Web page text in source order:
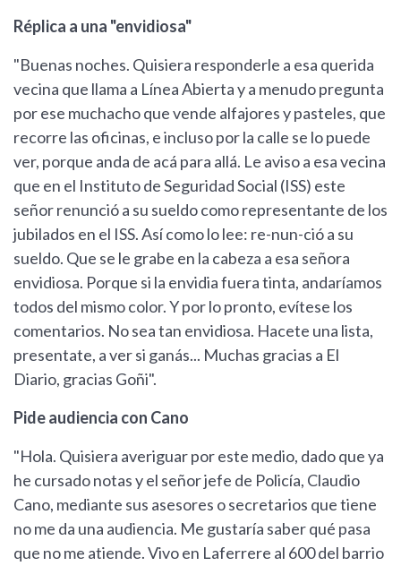
Réplica a una "envidiosa"
"Buenas noches. Quisiera responderle a esa querida
vecina que llama a Línea Abierta y a menudo pregunta
por ese muchacho que vende alfajores y pasteles, que
recorre las oficinas, e incluso por la calle se lo puede
ver, porque anda de acá para allá. Le aviso a esa vecina
que en el Instituto de Seguridad Social (ISS) este
señor renunció a su sueldo como representante de los
jubilados en el ISS. Así como lo lee: re-nun-ció a su
sueldo. Que se le grabe en la cabeza a esa señora
envidiosa. Porque si la envidia fuera tinta, andaríamos
todos del mismo color. Y por lo pronto, evítese los
comentarios. No sea tan envidiosa. Hacete una lista,
presentate, a ver si ganás... Muchas gracias a El
Diario, gracias Goñi".
Pide audiencia con Cano
"Hola. Quisiera averiguar por este medio, dado que ya
he cursado notas y el señor jefe de Policía, Claudio
Cano, mediante sus asesores o secretarios que tiene
no me da una audiencia. Me gustaría saber qué pasa
que no me atiende. Vivo en Laferrere al 600 del barrio